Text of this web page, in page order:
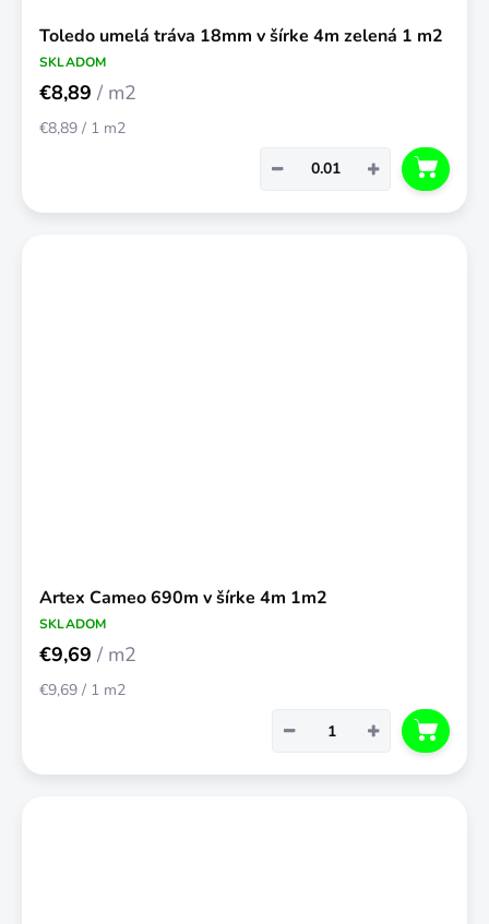
Toledo umelá tráva 18mm v šírke 4m zelená 1 m2
SKLADOM
€8,89 / m2
Jednotková
€8,89 / 1 m2
+
−
Artex Cameo 690m v šírke 4m 1m2
SKLADOM
€9,69 / m2
Jednotková
€9,69 / 1 m2
+
−